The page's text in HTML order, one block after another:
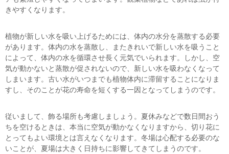
きやすくなります。
植物が新しい水を吸い上げるためには、体内の水分を蒸散する必要
があります。体内の水を蒸散し、またきれいで新しい水を吸うこと
によって、体内の水を循環させ長く元気でいられます。しかし、空
気が動かないと蒸散が促されないので、新しい水を吸わなくなって
しまいます。古い水がいつまでも植物体内に滞留することになりま
すし、そのことが花の寿命を短くする一因となってしまうのです。
従いまして、飾る場所も考慮しましょう。夏休みなどで数日間おう
ちを空けるときは、本当に空気が動かなくなりますから、切り花に
とってもよい環境とは言えなくなります。冬場は心配する必要のな
いことが、夏場は大きく日持ちに影響してきてしまうのです。